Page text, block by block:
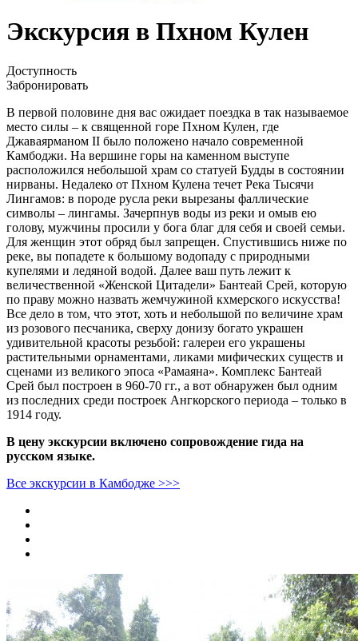
Экскурсия в Пхном Кулен
Доступность
Забронировать
В первой половине дня вас ожидает поездка в так называемое
место силы – к священной горе Пхном Кулен, где
Джаваярманом II было положено начало современной
Камбоджи. На вершине горы на каменном выступе
расположился небольшой храм со статуей Будды в состоянии
нирваны. Недалеко от Пхном Кулена течет Река Тысячи
Лингамов: в породе русла реки вырезаны фаллические
символы – лингамы. Зачерпнув воды из реки и омыв ею
голову, мужчины просили у бога благ для себя и своей семьи.
Для женщин этот обряд был запрещен. Спустившись ниже по
реке, вы попадете к большому водопаду с природными
купелями и ледяной водой. Далее ваш путь лежит к
величественной «Женской Цитадели» Бантеай Срей, которую
по праву можно назвать жемчужиной кхмерского искусства!
Все дело в том, что этот, хоть и небольшой по величине храм
из розового песчаника, сверху донизу богато украшен
удивительной красоты резьбой: галереи его украшены
растительными орнаментами, ликами мифических существ и
сценами из великого эпоса «Рамаяна». Комплекс Бантеай
Срей был построен в 960-70 гг., а вот обнаружен был одним
из последних среди построек Ангкорского периода – только в
1914 году.
В цену экскурсии включено сопровождение гида на
русском языке.
Все экскурсии в Камбодже >>>